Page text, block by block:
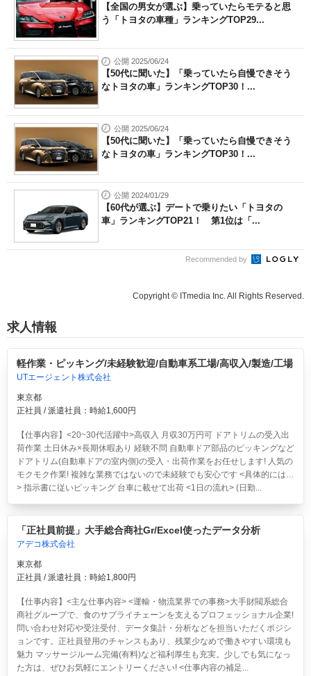
【全国の男女が選ぶ】乗っていたらモテると思
う「トヨタの車種」ランキングTOP29...
公開 2025/06/24
【50代に聞いた】「乗っていたら自慢できそう
なトヨタの車」ランキングTOP30！...
公開 2025/06/24
【50代に聞いた】「乗っていたら自慢できそう
なトヨタの車」ランキングTOP30！...
公開 2024/01/29
【60代が選ぶ】デートで乗りたい「トヨタの
車」ランキングTOP21！ 第1位は「...
Recommended by
Copyright © ITmedia Inc. All Rights Reserved.
求人情報
軽作業・ピッキング/未経験歓迎/自動車系工場/高収入/製造/工場
UTエージェント株式会社
東京都
正社員 / 派遣社員：時給1,600円
【仕事内容】<20~30代活躍中>高収入 月収30万円可 ドアトリムの受入出
荷作業 土日休み×長期休暇あり 経験不問 自動車ドア部品のピッキングなど
ドアトリム(自動車ドアの室内側)の受入・出荷作業をお任せします! 人気の
モクモク作業! 複雑な業務ではないので未経験でも安心です <具体的には…
> 指示書に従いピッキング 台車に載せて出荷 <1日の流れ> (日勤...
「正社員前提」大手総合商社Gr/Excel使ったデータ分析
アデコ株式会社
東京都
正社員 / 派遣社員：時給1,800円
【仕事内容】<主な仕事内容> <運輸・物流業界での事務>大手財閥系総合
商社グループで、食のサプライチェーンを支えるプロフェッショナル企業!
問い合わせ対応や受注受付、データ集計・分析などを担当いただくポジシ
ョンです。正社員登用のチャンスもあり、残業少なめで働きやすい環境も
魅力 マッサージルーム完備(有料)など福利厚生も充実。少しでも気になっ
た方は、ぜひお気軽にエントリーください! <仕事内容の補足...